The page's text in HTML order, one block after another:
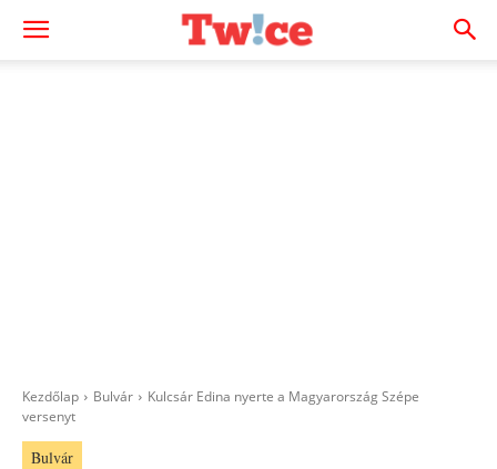
Kezdőlap Bulvár
Kulcsár Edina nyerte a Magyarország Szépe
versenyt
Bulvár